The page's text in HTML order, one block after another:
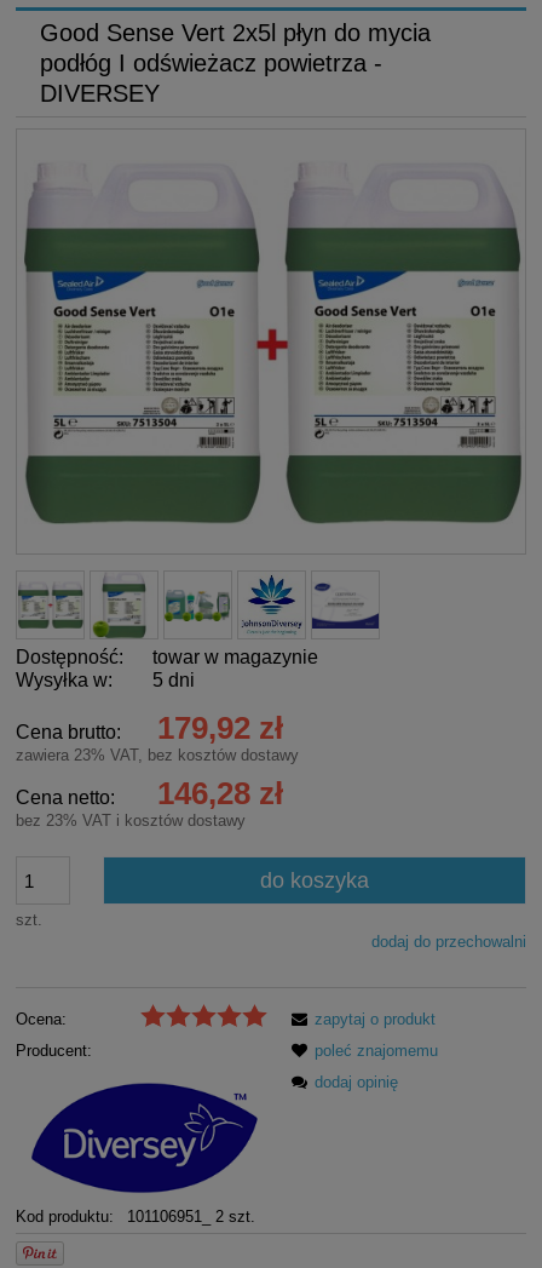
Good Sense Vert 2x5l płyn do mycia
podłóg I odświeżacz powietrza -
DIVERSEY
Dostępność:
towar w magazynie
Wysyłka w:
5 dni
Cena brutto: 179,92 zł
zawiera 23% VAT, bez kosztów dostawy
Cena netto: 146,28 zł
bez 23% VAT i kosztów dostawy
szt.
do koszyka
dodaj do przechowalni
Ocena:
Producent:
Kod produktu: 101106951_ 2 szt.
zapytaj o produkt
poleć znajomemu
dodaj opinię